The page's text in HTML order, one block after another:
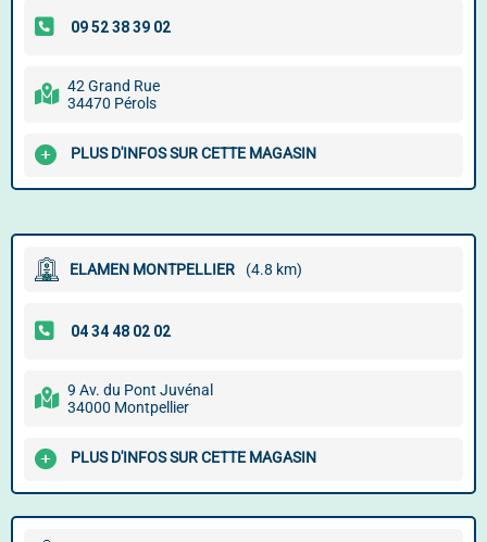
42 Grand Rue
34470 Pérols
PLUS D'INFOS SUR CETTE MAGASIN
ELAMEN MONTPELLIER (4.8 km)
9 Av. du Pont Juvénal
34000 Montpellier
PLUS D'INFOS SUR CETTE MAGASIN